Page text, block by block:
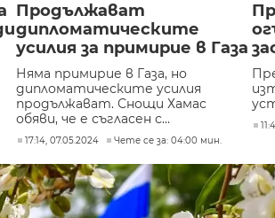
Продължават
дипломатическите
усилия за примирие в Газа
Няма примирие в Газа, но
дипломатическите усилия
продължават. Снощи Хамас
обяви, че е съгласен с...
17:14, 07.05.2024 Чете се за: 04:00 мин.